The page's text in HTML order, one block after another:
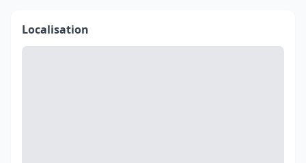
Localisation